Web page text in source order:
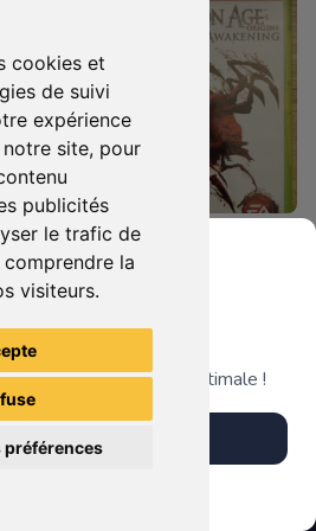
cookies et
de suivi
expérience
site, pour
publicités
le trafic de
la
visiteurs.
préférences
0
Dragon Age Origins Xbox 360
14.90 €
du Geek
pour une expérience optimale !
l'app